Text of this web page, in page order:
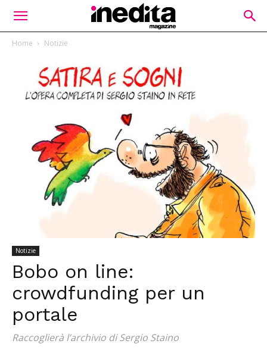
Home Notizie
Notizie
Bobo on line:
crowdfunding per un
portale
Raccoglierà l’archivio di Sergio Staino